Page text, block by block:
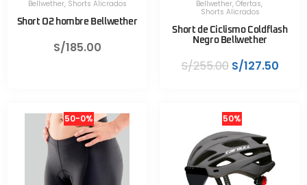
Bellwether, Shorts Alicrados
Short O2 hombre Bellwether
S/185.00
Bellwether, Ofertas,
Shorts Alicrados
Short de Ciclismo Coldflash
Negro Bellwether
S/255.00 S/127.50
50-0% 50%